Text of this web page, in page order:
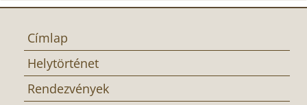
Címlap
Helytörténet
Rendezvények